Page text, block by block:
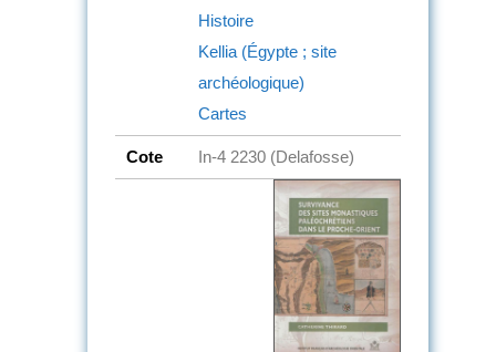
Histoire
Kellia (Égypte ; site
archéologique)
Cartes
Cote In-4 2230 (Delafosse)